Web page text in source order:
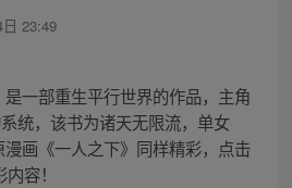
23:49
是一部重生平行世界的作品，主角
统，该书为诸天无限流，单女
画《一人之下》同样精彩，点击
容！